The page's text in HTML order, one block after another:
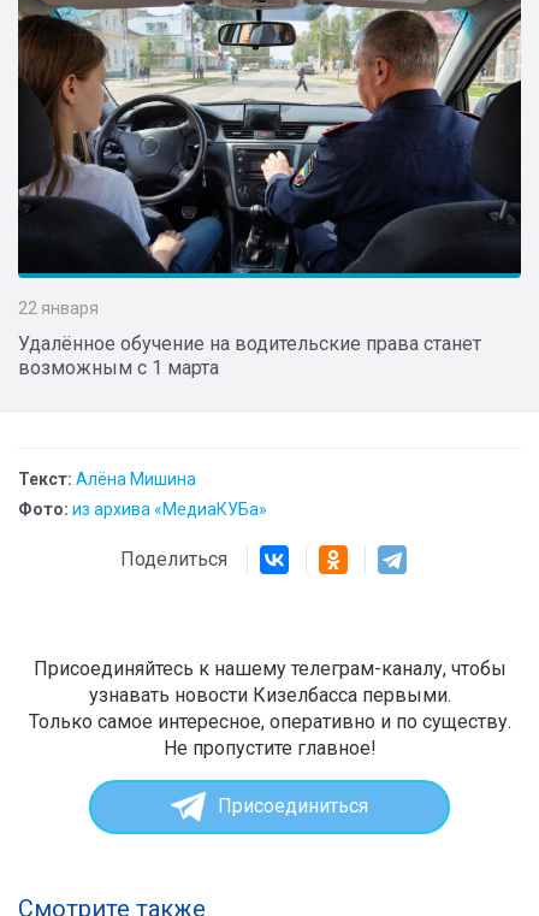
22 января
Удалённое обучение на водительские права станет
возможным с 1 марта
Текст: Алёна Мишина
Фото: из архива «МедиаКУБа»
Поделиться
Присоединяйтесь к нашему телеграм-каналу, чтобы
узнавать новости Кизелбасса первыми.
Только самое интересное, оперативно и по существу.
Не пропустите главное!
Присоединиться
Смотрите также